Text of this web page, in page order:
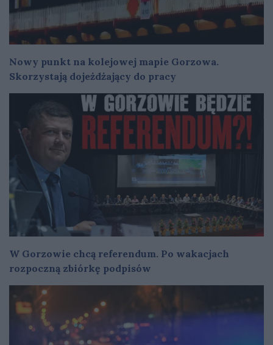
Nowy punkt na kolejowej mapie Gorzowa.
Skorzystają dojeżdżający do pracy
W Gorzowie chcą referendum. Po wakacjach
rozpoczną zbiórkę podpisów